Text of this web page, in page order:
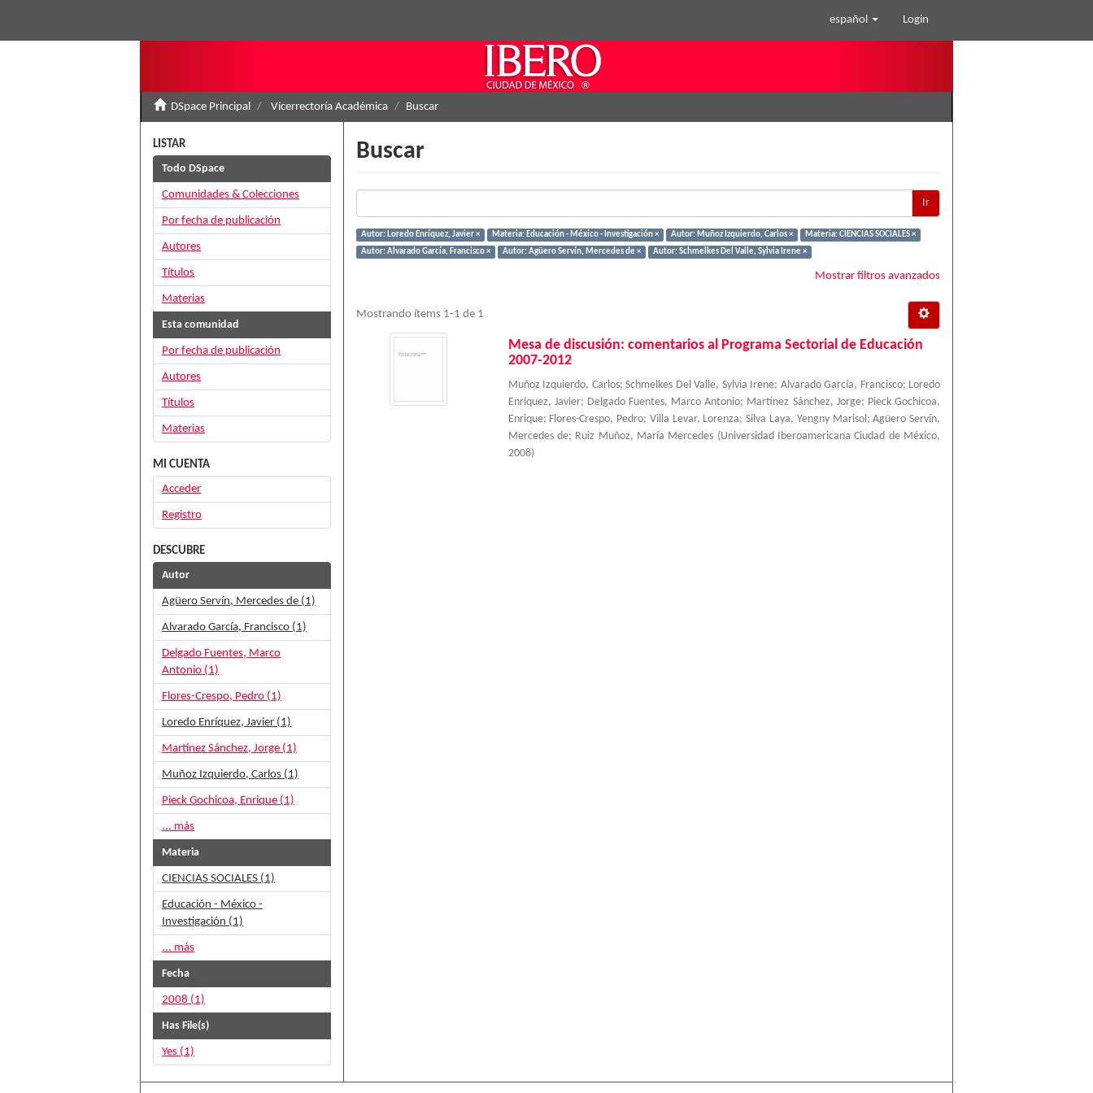
español Login
DSpace Principal Vicerrectoría Académica Buscar
Buscar
Ir
Autor: Loredo Enríquez, Javier × Materia: Educación - México - Investigación × Autor: Muñoz Izquierdo, Carlos ×
Materia: CIENCIAS SOCIALES ×
Autor: Alvarado García, Francisco ×
Autor: Agüero Servín, Mercedes de × Autor: Schmelkes Del Valle, Sylvia Irene ×
Mostrar filtros avanzados
Mostrando ítems 1-1 de 1
Mesa de discusión: comentarios al Programa Sectorial de Educación
2007-2012
Muñoz Izquierdo, Carlos;Schmelkes Del Valle, Sylvia Irene; Alvarado García, Francisco; Loredo
Enríquez, Javier; Delgado Fuentes, Marco Antonio; Martínez Sánchez, Jorge; Pieck Gochicoa,
Enrique; Flores-Crespo, Pedro; Villa Levar, Lorenza;Silva Laya, Yengny Marisol ;Agüero Servín,
Mercedes de; Ruiz Muñoz, María Mercedes (Universidad Iberoamericana Ciudad de México,
2008)
LISTAR
Todo DSpace
Comunidades & Colecciones
Por fecha de publicación
Autores
Títulos
Materias
Esta comunidad
Por fecha de publicación
Autores
Títulos
Materias
MI CUENTA
Acceder
Registro
DESCUBRE
Autor
Agüero Servín, Mercedes de (1)
Alvarado García, Francisco (1)
Delgado Fuentes, Marco
Antonio (1)
Flores-Crespo, Pedro (1)
Loredo Enríquez, Javier (1)
Martínez Sánchez, Jorge (1)
Muñoz Izquierdo, Carlos (1)
Pieck Gochicoa, Enrique (1)
... más
Materia
CIENCIAS SOCIALES (1)
Educación - México -
Investigación (1)
... más
Fecha
2008 (1)
Has File(s)
Yes (1)